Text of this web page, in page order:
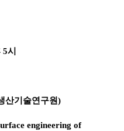
시
산기술연구원)
engineering of